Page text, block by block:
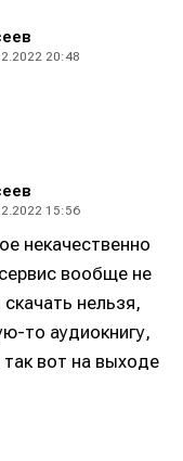
20:48
15:56
некачественно
вообще не
нельзя,
то аудиокнигу,
вот на выходе